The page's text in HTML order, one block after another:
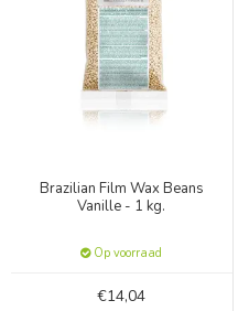
Brazilian Film Wax Beans
Vanille - 1 kg.
Op voorraad
€14,04